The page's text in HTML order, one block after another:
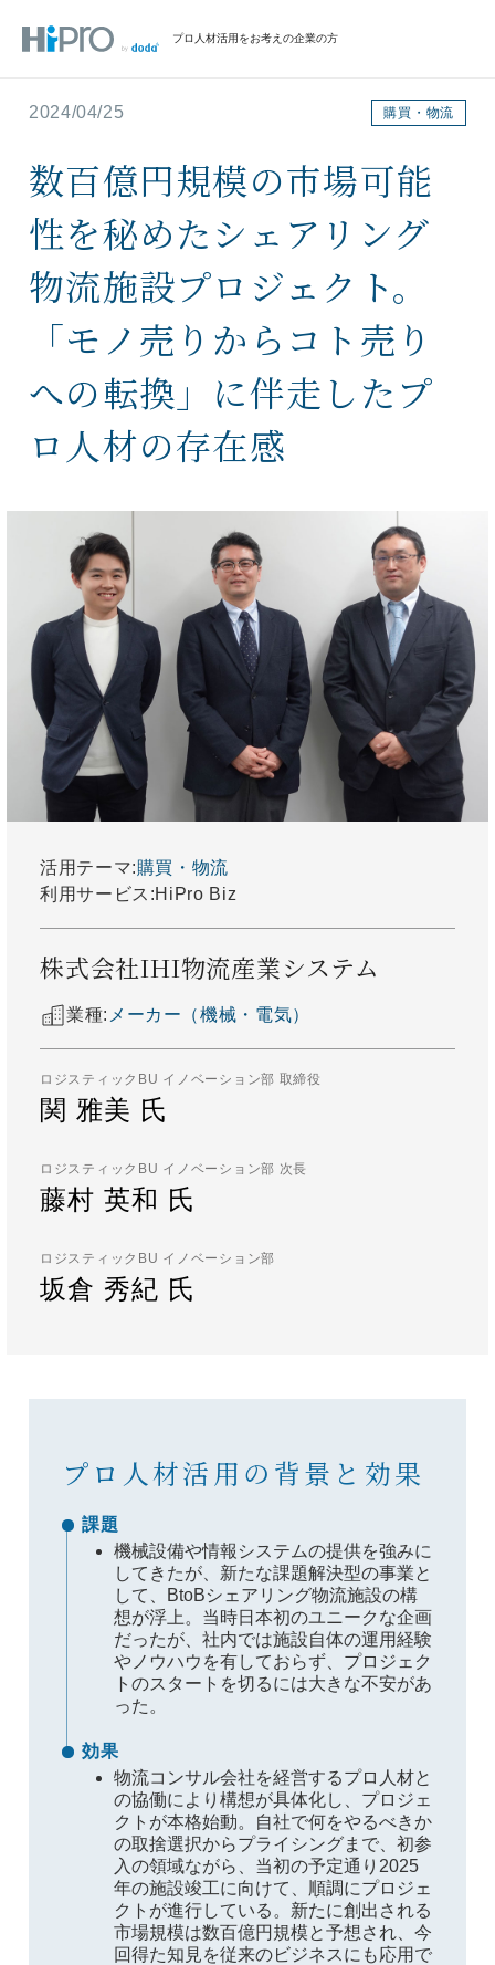
プロ人材活用をお考えの企業の方
2024/04/25 購買・物流
数百億円規模の市場可能
性を秘めたシェアリング
物流施設プロジェクト。
「モノ売りからコト売り
への転換」に伴走したプ
ロ人材の存在感
活用テーマ:購買・物流
利用サービス:HiPro Biz
株式会社IHI物流産業システム
業種: メーカー（機械・電気）
ロジスティックBU イノベーション部 取締役
関 雅美 氏
ロジスティックBU イノベーション部 次長
藤村 英和 氏
ロジスティックBU イノベーション部
坂倉 秀紀 氏
プロ人材活用の背景と効果
課題
機械設備や情報システムの提供を強みに
してきたが、新たな課題解決型の事業と
して、BtoBシェアリング物流施設の構
想が浮上。当時日本初のユニークな企画
だったが、社内では施設自体の運用経験
やノウハウを有しておらず、プロジェク
トのスタートを切るには大きな不安があ
った。
効果
物流コンサル会社を経営するプロ人材と
の協働により構想が具体化し、プロジェ
クトが本格始動。自社で何をやるべきか
の取捨選択からプライシングまで、初参
入の領域ながら、当初の予定通り2025
年の施設竣工に向けて、順調にプロジェ
クトが進行している。新たに創出される
市場規模は数百億円規模と予想され、今
回得た知見を従来のビジネスにも応用で